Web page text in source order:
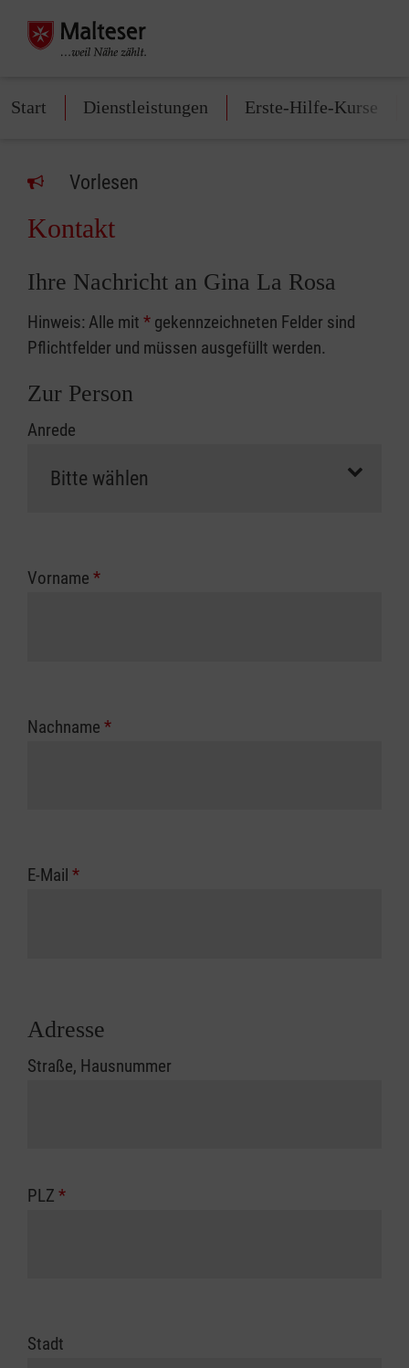
Start Dienstleistungen Erste-Hilfe-Kurse
Vorlesen
Kontakt
Ihre Nachricht an Gina La Rosa
Hinweis: Alle mit * gekennzeichneten Felder sind
Pflichtfelder und müssen ausgefüllt werden.
Zur Person
Anrede
Vorname *
Nachname *
E-Mail *
Adresse
Straße, Hausnummer
PLZ *
Stadt